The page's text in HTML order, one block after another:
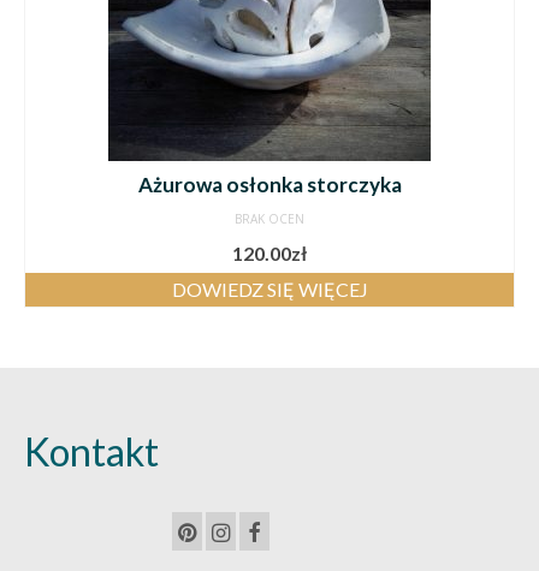
Ażurowa osłonka storczyka
BRAK OCEN
120.00zł
DOWIEDZ SIĘ WIĘCEJ
Kontakt